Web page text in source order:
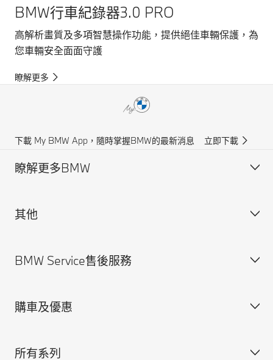
BMW行車紀錄器3.0 PRO
高解析畫質及多項智慧操作功能，提供絕佳車輛保護，為
您車輛安全面面守護
瞭解更多
下載 My BMW App，隨時掌握BMW的最新消息 立即下載
瞭解更多BMW
獲得BMW最新消息
規格配備表
預約賞車
其他
法律聲明與Cookie政策
BMW Service售後服務
BMW Service售後服務概覽
BMW原廠加裝品
購車及優惠
訂製您的BMW
所有系列